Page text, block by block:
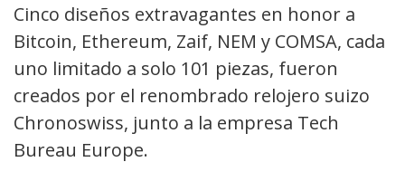
Cinco diseños extravagantes en honor a
Bitcoin, Ethereum, Zaif, NEM y COMSA, cada
uno limitado a solo 101 piezas, fueron
creados por el renombrado relojero suizo
Chronoswiss, junto a la empresa Tech
Bureau Europe.